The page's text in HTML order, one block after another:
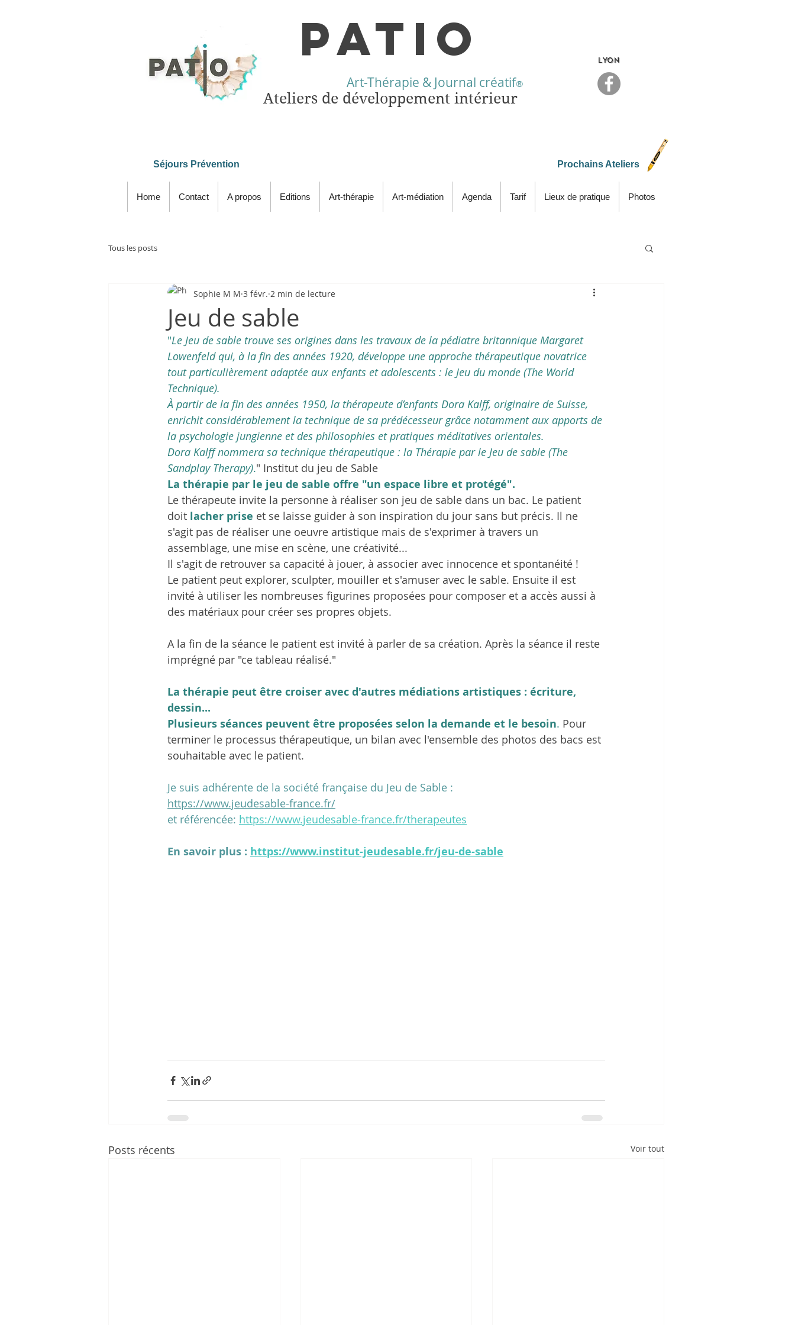
PATIO
Ateliers de développement intérieur
LYON
Art-Thérapie & Journal créatif®
Prochains Ateliers
Séjours Prévention
Home Contact A propos Editions Art-thérapie Art-médiation Agenda Tarif Lieux de pratique Photos
Tous les posts
Jeu de sable
Sophie M M 3 févr. 2 min de lecture
"Le Jeu de sable trouve ses origines dans les travaux de la pédiatre britannique Margaret
Lowenfeld qui, à la fin des années 1920, développe une approche thérapeutique novatrice
tout particulièrement adaptée aux enfants et adolescents : le Jeu du monde (The World
Technique).
À partir de la fin des années 1950, la thérapeute d’enfants Dora Kalff, originaire de Suisse,
enrichit considérablement la technique de sa prédécesseur grâce notamment aux apports de
la psychologie jungienne et des philosophies et pratiques méditatives orientales.
Dora Kalff nommera sa technique thérapeutique : la Thérapie par le Jeu de sable (The
Sandplay Therapy)." Institut du jeu de Sable
La thérapie par le jeu de sable offre "un espace libre et protégé".
Le thérapeute invite la personne à réaliser son jeu de sable dans un bac. Le patient
doit lacher prise et se laisse guider à son inspiration du jour sans but précis. Il ne
s'agit pas de réaliser une oeuvre artistique mais de s'exprimer à travers un
assemblage, une mise en scène, une créativité...
Il s'agit de retrouver sa capacité à jouer, à associer avec innocence et spontanéité !
Le patient peut explorer, sculpter, mouiller et s'amuser avec le sable. Ensuite il est
invité à utiliser les nombreuses figurines proposées pour composer et a accès aussi à
des matériaux pour créer ses propres objets.
A la fin de la séance le patient est invité à parler de sa création. Après la séance il reste
imprégné par "ce tableau réalisé."
La thérapie peut être croiser avec d'autres médiations artistiques : écriture,
dessin...
Plusieurs séances peuvent être proposées selon la demande et le besoin. Pour
terminer le processus thérapeutique, un bilan avec l'ensemble des photos des bacs est
souhaitable avec le patient.
Je suis adhérente de la société française du Jeu de Sable :
https://www.jeudesable-france.fr/
et référencée: https://www.jeudesable-france.fr/therapeutes
En savoir plus : https://www.institut-jeudesable.fr/jeu-de-sable
Posts récents Voir tout